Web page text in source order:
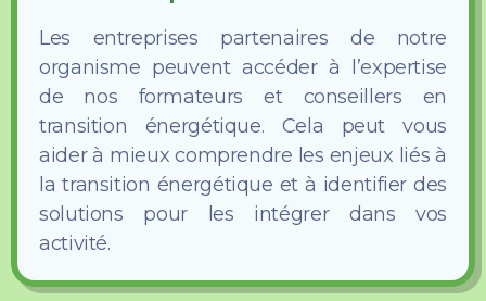
Les entreprises partenaires de notre
organisme peuvent accéder à l’expertise
de nos formateurs et conseillers en
transition énergétique. Cela peut vous
aider à mieux comprendre les enjeux liés à
la transition énergétique et à identifier des
solutions pour les intégrer dans vos
activité.